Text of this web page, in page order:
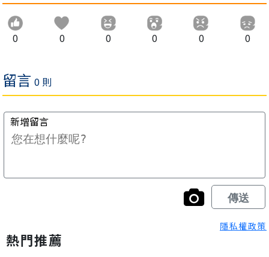
0 0 0 0 0 0
隱私權政策
熱門推薦